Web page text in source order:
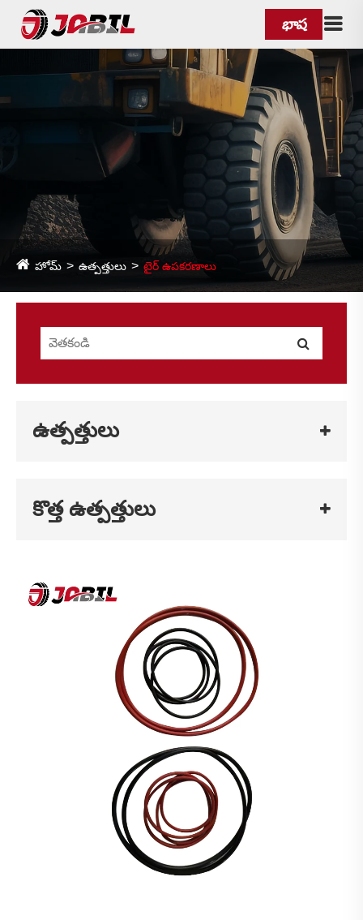
భాష
హోమ్ ఉత్పత్తులు టైర్ ఉపకరణాలు
ఉత్పత్తులు
కొత్త ఉత్పత్తులు